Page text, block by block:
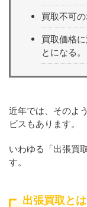
買取不可
買取価格
とになる。
近年では、そのよ
ビスもあります。
いわゆる「出張買
す。
出張買取と